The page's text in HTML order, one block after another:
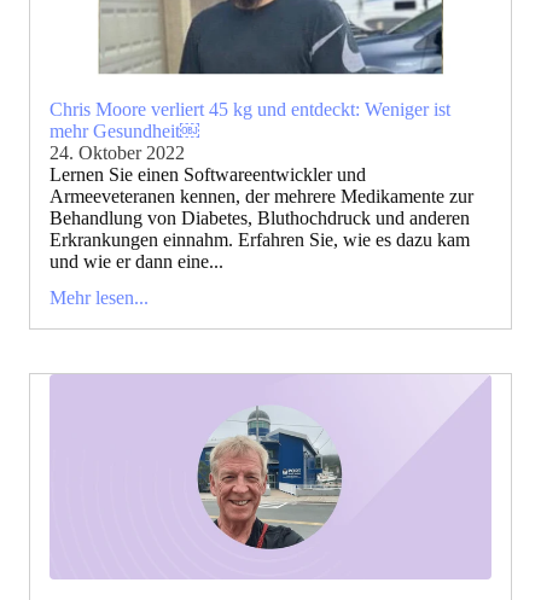
Chris Moore verliert 45 kg und entdeckt: Weniger ist
mehr Gesundheit￼
24. Oktober 2022
Lernen Sie einen Softwareentwickler und
Armeeveteranen kennen, der mehrere Medikamente zur
Behandlung von Diabetes, Bluthochdruck und anderen
Erkrankungen einnahm. Erfahren Sie, wie es dazu kam
und wie er dann eine...
Mehr lesen...